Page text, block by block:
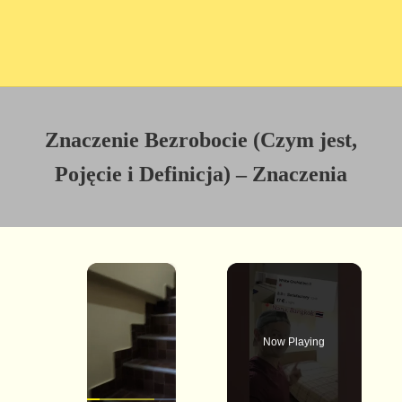
Znaczenie Bezrobocie (Czym jest,
Pojęcie i Definicja) – Znaczenia
×
Now Playing